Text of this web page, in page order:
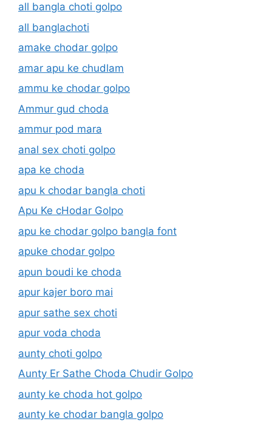
all bangla choti golpo
all banglachoti
amake chodar golpo
amar apu ke chudlam
ammu ke chodar golpo
Ammur gud choda
ammur pod mara
anal sex choti golpo
apa ke choda
apu k chodar bangla choti
Apu Ke cHodar Golpo
apu ke chodar golpo bangla font
apuke chodar golpo
apun boudi ke choda
apur kajer boro mai
apur sathe sex choti
apur voda choda
aunty choti golpo
Aunty Er Sathe Choda Chudir Golpo
aunty ke choda hot golpo
aunty ke chodar bangla golpo